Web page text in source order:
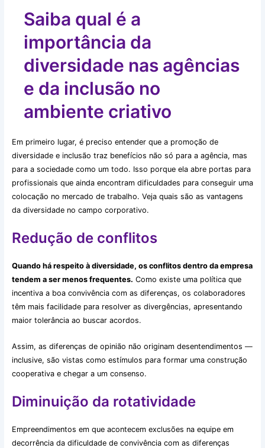
Saiba qual é a
importância da
diversidade nas agências
e da inclusão no
ambiente criativo
Em primeiro lugar, é preciso entender que a promoção de
diversidade e inclusão traz benefícios não só para a agência, mas
para a sociedade como um todo. Isso porque ela abre portas para
profissionais que ainda encontram dificuldades para conseguir uma
colocação no mercado de trabalho. Veja quais são as vantagens
da diversidade no campo corporativo.
Redução de conflitos
Quando há respeito à diversidade, os conflitos dentro da empresa
tendem a ser menos frequentes. Como existe uma política que
incentiva a boa convivência com as diferenças, os colaboradores
têm mais facilidade para resolver as divergências, apresentando
maior tolerância ao buscar acordos.
Assim, as diferenças de opinião não originam desentendimentos —
inclusive, são vistas como estímulos para formar uma construção
cooperativa e chegar a um consenso.
Diminuição da rotatividade
Empreendimentos em que acontecem exclusões na equipe em
decorrência da dificuldade de convivência com as diferenças